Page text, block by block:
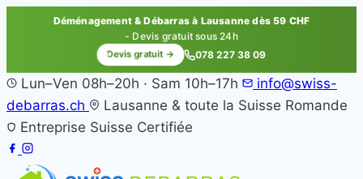
Déménagement & Débarras à Lausanne dès 59 CHF
- Devis gratuit sous 24h
Devis gratuit → 078 227 38 09
Lun–Ven 08h–20h · Sam 10h–17h
info@swiss-
debarras.ch
Lausanne & toute la Suisse Romande
Entreprise Suisse Certifiée